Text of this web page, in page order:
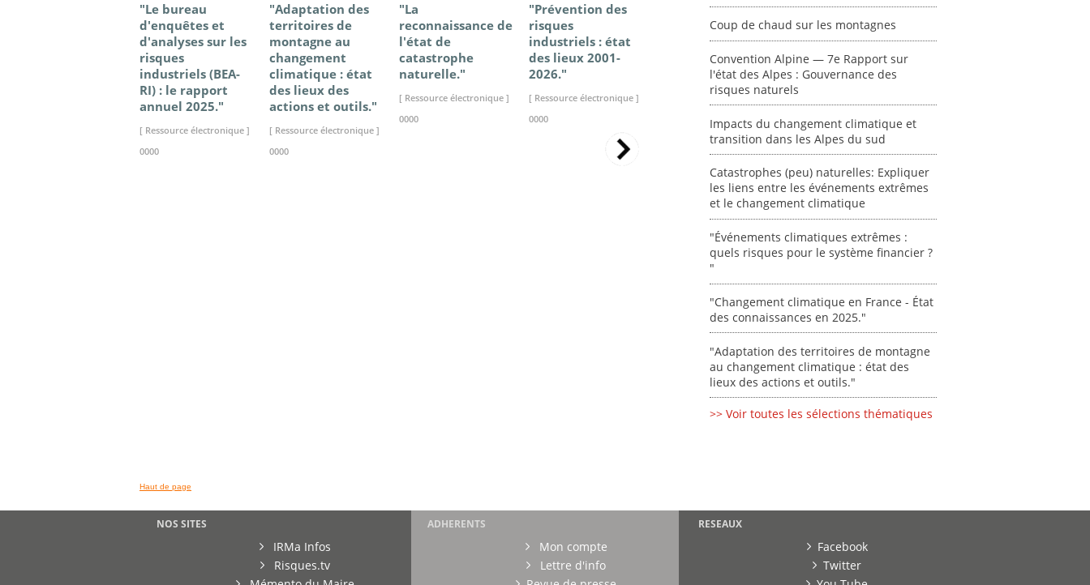
"Le bureau
d'enquêtes et
d'analyses sur les
risques
industriels (BEA-
RI) : le rapport
annuel 2025."
[ Ressource électronique ]
0000
"Adaptation des
territoires de
montagne au
changement
climatique : état
des lieux des
actions et outils."
[ Ressource électronique ]
0000
"La
reconnaissance de
l'état de
catastrophe
naturelle."
[ Ressource électronique ]
0000
"Prévention des
risques
industriels : état
des lieux 2001-
2026."
[ Ressource électronique ]
0000
"Changement
climatique en
France - État des
connaissances en
[ Ressource électronique ]
"Plan ministériel
de gestion des
vagues de
chaleur."
[ Ressource électronique ]
0000
"Événements
extrêmes : quels
Coup de chaud sur les montagnes
Convention Alpine — 7e Rapport sur
l'état des Alpes : Gouvernance des
risques naturels
Impacts du changement climatique et
transition dans les Alpes du sud
Catastrophes (peu) naturelles: Expliquer
les liens entre les événements extrêmes
et le changement climatique
"Événements climatiques extrêmes :
quels risques pour le système financier ?
"
"Changement climatique en France - État
des connaissances en 2025."
"Adaptation des territoires de montagne
au changement climatique : état des
lieux des actions et outils."
>> Voir toutes les sélections thématiques
Haut de page
NOS SITES
IRMa Infos
Risques.tv
ADHERENTS
Mon compte
Lettre d'info
RESEAUX
Facebook
Twitter